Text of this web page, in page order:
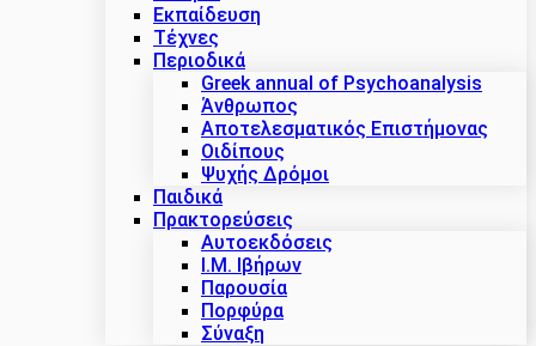
Εκπαίδευση
Τέχνες
Περιοδικά
Greek annual of Psychoanalysis
Άνθρωπος
Αποτελεσματικός Επιστήμονας
Οιδίπους
Ψυχής Δρόμοι
Παιδικά
Πρακτoρεύσεις
Αυτοεκδόσεις
Ι.Μ. Ιβήρων
Παρουσία
Πορφύρα
Σύναξη